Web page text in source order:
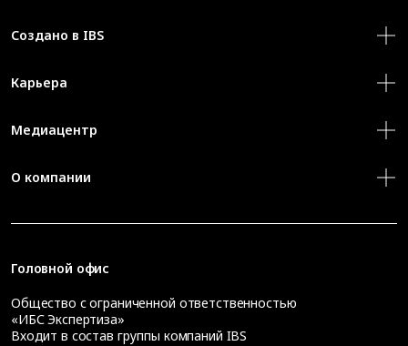
Создано в IBS
Карьера
Медиацентр
О компании
Головной офис
Общество с ограниченной ответственностью
«ИБС Экспертиза»
Входит в состав группы компаний IBS